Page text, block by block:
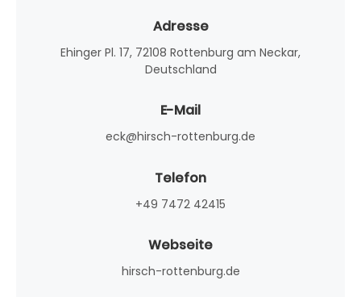
Adresse
Ehinger Pl. 17, 72108 Rottenburg am Neckar,
Deutschland
E-Mail
eck@hirsch-rottenburg.de
Telefon
+49 7472 42415
Webseite
hirsch-rottenburg.de